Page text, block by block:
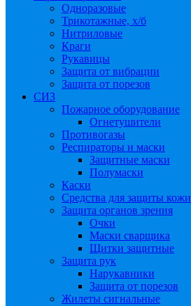
Одноразовые
Трикотажные, х/б
Нитриловые
Краги
Рукавицы
Защита от вибрации
Защита от порезов
СИЗ
Пожарное оборудование
Огнетушители
Противогазы
Респираторы и маски
Защитные маски
Полумаски
Каски
Средства для защиты кожи
Защита органов зрения
Очки
Маски сварщика
Щитки защитные
Защита рук
Нарукавники
Защита от порезов
Жилеты сигнальные